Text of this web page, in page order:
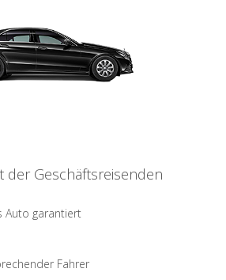
der Geschäftsreisenden
Auto garantiert
Fahrer